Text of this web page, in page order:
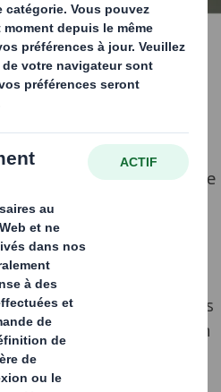
de fin de
vous propose une gamme
vos fins de ligne de
plus de 20 ingénieurs, nous
innovantes qui prennent en
en termes de